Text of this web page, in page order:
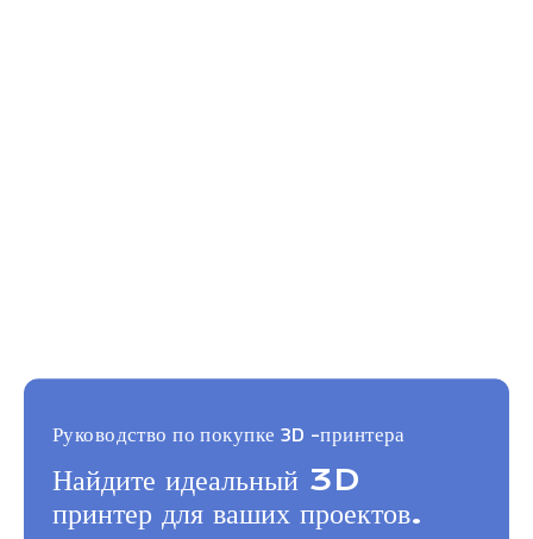
Руководство по покупке 3D -принтера
Найдите идеальный 3D
принтер для ваших проектов.